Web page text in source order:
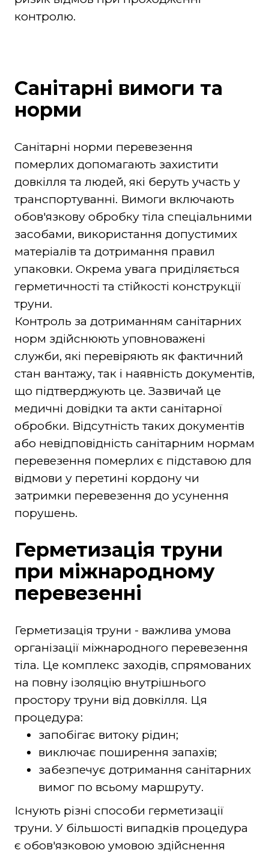
контролю.
Санітарні вимоги та
норми
Санітарні норми перевезення
померлих допомагають захистити
довкілля та людей, які беруть участь у
транспортуванні. Вимоги включають
обов'язкову обробку тіла спеціальними
засобами, використання допустимих
матеріалів та дотримання правил
упаковки. Окрема увага приділяється
герметичності та стійкості конструкції
труни.
Контроль за дотриманням санітарних
норм здійснюють уповноважені
служби, які перевіряють як фактичний
стан вантажу, так і наявність документів,
що підтверджують це. Зазвичай це
медичні довідки та акти санітарної
обробки. Відсутність таких документів
або невідповідність санітарним нормам
перевезення померлих є підставою для
відмови у перетині кордону чи
затримки перевезення до усунення
порушень.
Герметизація труни
при міжнародному
перевезенні
Герметизація труни - важлива умова
організації міжнародного перевезення
тіла. Це комплекс заходів, спрямованих
на повну ізоляцію внутрішнього
простору труни від довкілля. Ця
процедура:
запобігає витоку рідин;
виключає поширення запахів;
забезпечує дотримання санітарних
вимог по всьому маршруту.
Існують різні способи герметизації
труни. У більшості випадків процедура
є обов'язковою умовою здійснення